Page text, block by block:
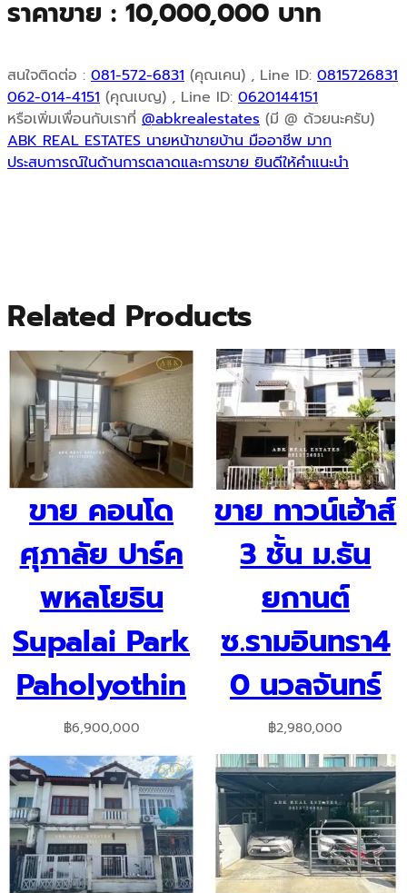
.
ราคาขาย : 10,000,000 บาท
สนใจติดต่อ : 081-572-6831 (คุณเคน) , Line ID: 0815726831
062-014-4151 (คุณเบญ) , Line ID: 0620144151
หรือเพิ่มเพื่อนกับเราที่ @abkrealestates (มี @ ด้วยนะครับ)
ABK REAL ESTATES นายหน้าขายบ้าน มืออาชีพ มาก
ประสบการณ์ในด้านการตลาดและการขาย ยินดีให้คำแนะนำ
Related Products
ขาย คอนโด
ศุภาลัย ปาร์ค
พหลโยธิน
Supalai Park
Paholyothin
฿6,900,000
ขาย ทาวน์เฮ้าส์
3 ชั้น ม.ธัน
ยกานต์
ซ.รามอินทรา4
0 นวลจันทร์
฿2,980,000